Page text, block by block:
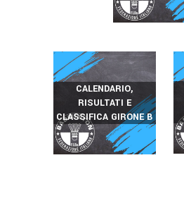
CALENDARIO,
RISULTATI E
CLASSIFICA GIRONE B